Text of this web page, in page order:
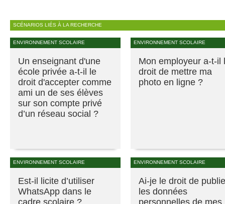
SCÉNARIOS LIÉS À LA RECHERCHE
ENVIRONNEMENT SCOLAIRE
Un enseignant d'une
école privée a-t-il le
droit d'accepter comme
ami un de ses élèves
sur son compte privé
d’un réseau social ?
ENVIRONNEMENT SCOLAIRE
Mon employeur a-t-il
droit de mettre ma
photo en ligne ?
ENVIRONNEMENT SCOLAIRE
Est-il licite d’utiliser
WhatsApp dans le
cadre scolaire ?
ENVIRONNEMENT SCOLAIRE
Ai-je le droit de
les données
personnelles de mes